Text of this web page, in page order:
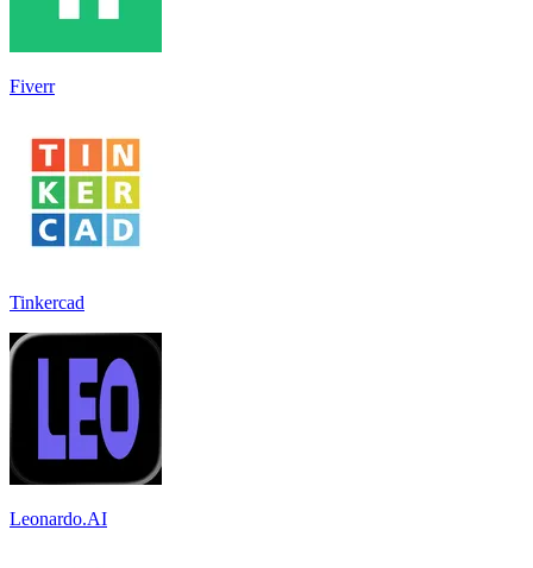
Fiverr
Tinkercad
Leonardo.AI